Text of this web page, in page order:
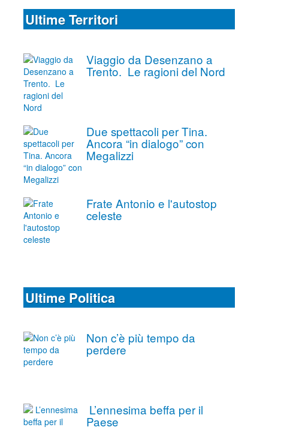
Ultime Territori
Viaggio da Desenzano a
Trento. Le ragioni del Nord
Due spettacoli per Tina.
Ancora “in dialogo” con
Megalizzi
Frate Antonio e l'autostop
celeste
Ultime Politica
Non c’è più tempo da
perdere
L’ennesima beffa per il
Paese